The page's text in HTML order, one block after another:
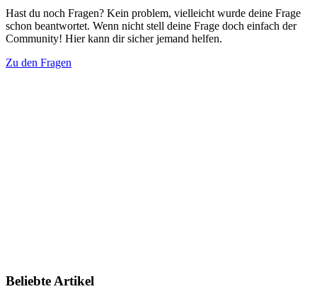
Hast du noch Fragen? Kein problem, vielleicht wurde deine Frage
schon beantwortet. Wenn nicht stell deine Frage doch einfach der
Community! Hier kann dir sicher jemand helfen.
Zu den Fragen
Beliebte Artikel